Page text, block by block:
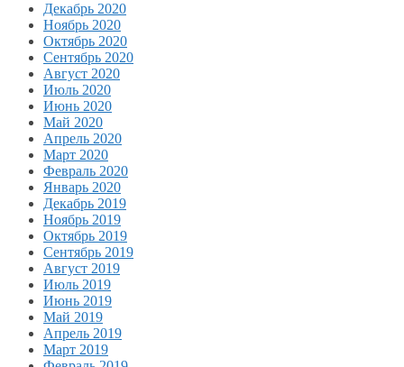
Декабрь 2020
Ноябрь 2020
Октябрь 2020
Сентябрь 2020
Август 2020
Июль 2020
Июнь 2020
Май 2020
Апрель 2020
Март 2020
Февраль 2020
Январь 2020
Декабрь 2019
Ноябрь 2019
Октябрь 2019
Сентябрь 2019
Август 2019
Июль 2019
Июнь 2019
Май 2019
Апрель 2019
Март 2019